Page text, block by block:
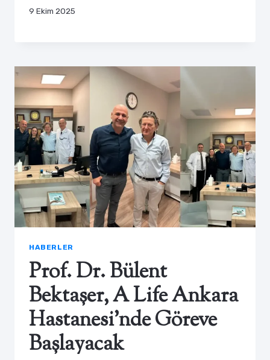
9 Ekim 2025
HABERLER
Prof. Dr. Bülent
Bektaşer, A Life Ankara
Hastanesi’nde Göreve
Başlayacak